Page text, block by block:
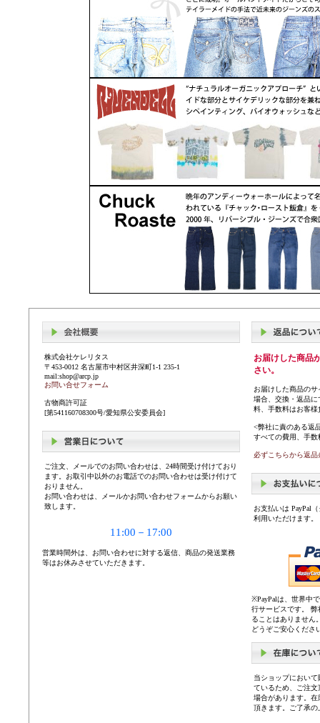
株式会社ケレリタス
〒453-0012 名古屋市中村区井深町1-1 235-1
mail:shop@arcp.jp
お問い合せフォーム
古物商許可証
[第541160708300号/愛知県公安委員会]
ご注文、メールでのお問い合わせは、24時間受け付けており
ます。お取引中以外のお電話でのお問い合わせは受け付けて
おりません。
お問い合わせは、メールかお問い合わせフォームからお願い
致します。
11:00－17:00
営業時間外は、お問い合わせに対する返信、商品の発送業務
等はお休みさせていただきます。
お届けした商品
さい。
お届けした商品の
場合、交換・返品
料、手数料はお客
<弊社に責のある返
すべての費用、手
必ずこちらから返
お支払いは PayPal
利用いただけます。
※PayPalは、世界中
行サービスです。
ることはありません
どうぞご安心くださ
当ショップにおい
ているため、ご注
場合があります。
頂きます。ご了承